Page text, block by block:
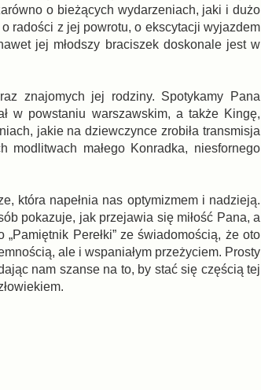
o bieżących wydarzeniach, jaki i dużo
radości z jej powrotu, o ekscytacji wyjazdem
jej młodszy braciszek doskonale jest w
znajomych jej rodziny. Spotykamy Pana
w powstaniu warszawskim, a także Kingę,
jakie na dziewczynce zrobiła transmisja
małego Konradka, niesfornego
która napełnia nas optymizmem i nadzieją.
pokazuje, jak przejawia się miłość Pana, a
Perełki” ze świadomością, że oto
ale i wspaniałym przeżyciem. Prosty
nam szanse na to, by stać się częścią tej